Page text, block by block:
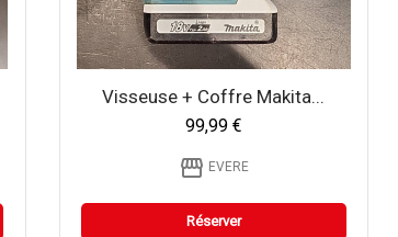
Visseuse + Coffre Makita...
99,99 €
storefront EVERE
Réserver